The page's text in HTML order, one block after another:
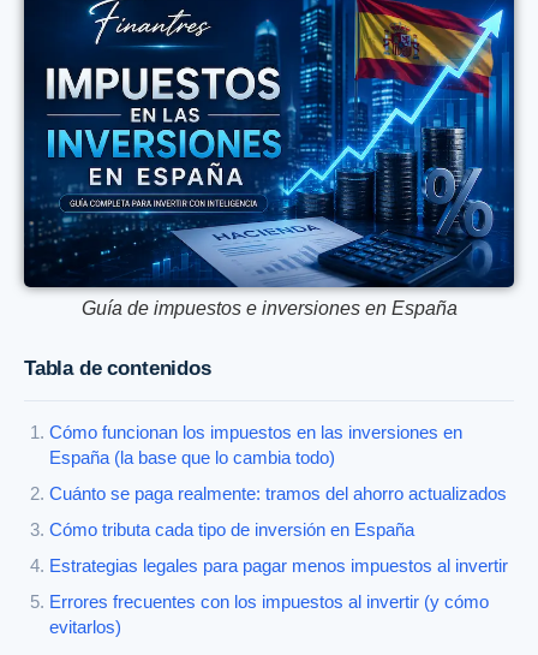
Guía de impuestos e inversiones en España
Tabla de contenidos
Cómo funcionan los impuestos en las inversiones en
España (la base que lo cambia todo)
Cuánto se paga realmente: tramos del ahorro actualizados
Cómo tributa cada tipo de inversión en España
Estrategias legales para pagar menos impuestos al invertir
Errores frecuentes con los impuestos al invertir (y cómo
evitarlos)